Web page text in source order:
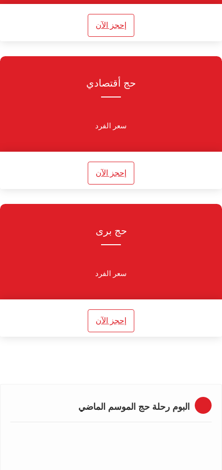
إحجز الآن
حج أقتصادي
سعر الفرد
إحجز الآن
حج برى
سعر الفرد
إحجز الآن
البوم رحلة حج الموسم الماضي